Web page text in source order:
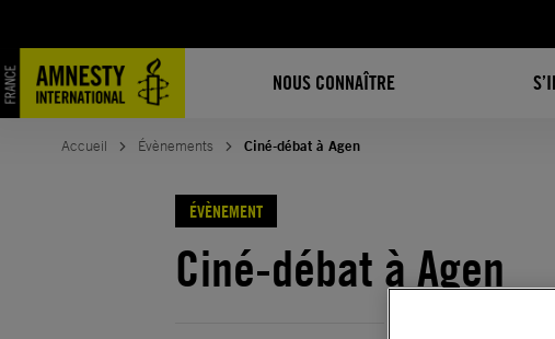
NOUS CONNAÎTRE
Accueil Évènements Ciné-débat à Agen
ÉVÈNEMENT
Ciné-débat à Agen